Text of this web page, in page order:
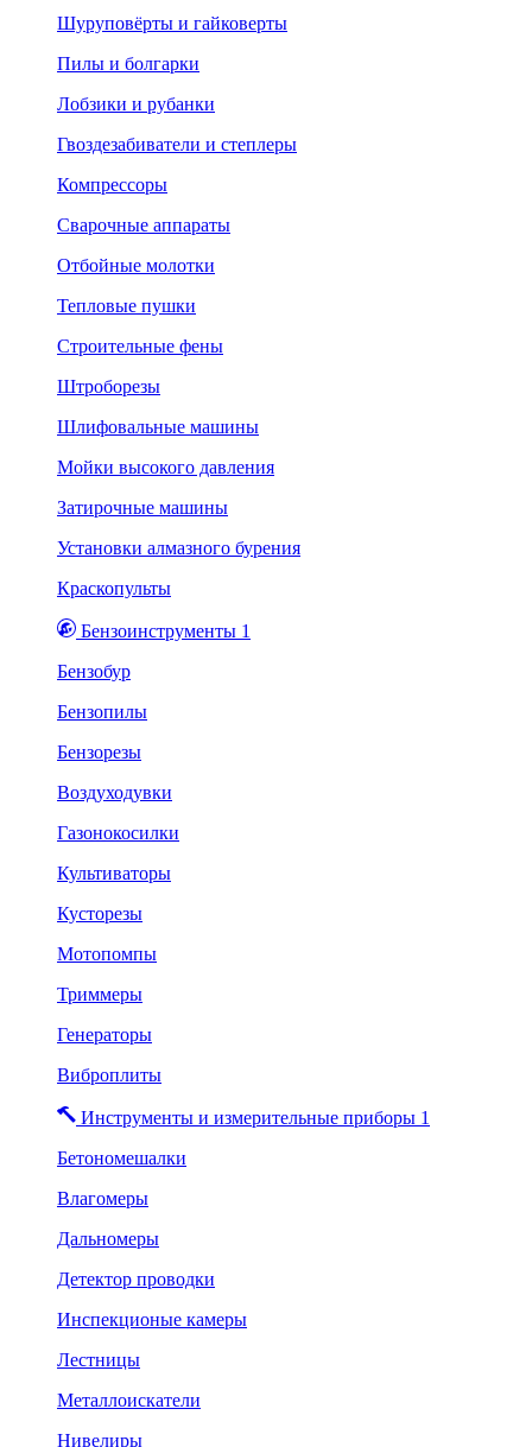
Шуруповёрты и гайковерты
Пилы и болгарки
Лобзики и рубанки
Гвоздезабиватели и степлеры
Компрессоры
Сварочные аппараты
Отбойные молотки
Тепловые пушки
Строительные фены
Штроборезы
Шлифовальные машины
Мойки высокого давления
Затирочные машины
Установки алмазного бурения
Краскопульты
Бензоинструменты 1
Бензобур
Бензопилы
Бензорезы
Воздуходувки
Газонокосилки
Культиваторы
Кусторезы
Мотопомпы
Триммеры
Генераторы
Виброплиты
Инструменты и измерительные приборы 1
Бетономешалки
Влагомеры
Дальномеры
Детектор проводки
Инспекционые камеры
Лестницы
Металлоискатели
Нивелиры